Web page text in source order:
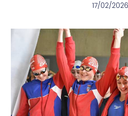
17/02/2026